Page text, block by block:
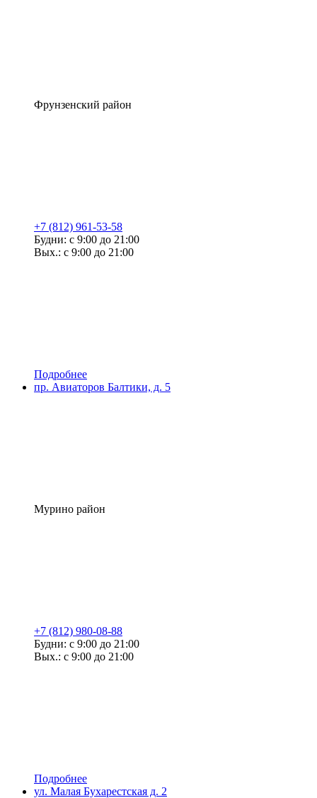
Фрунзенский район
+7 (812) 961-53-58
Будни: с 9:00 до 21:00
Вых.: с 9:00 до 21:00
Подробнее
пр. Авиаторов Балтики, д. 5
Мурино район
+7 (812) 980-08-88
Будни: с 9:00 до 21:00
Вых.: с 9:00 до 21:00
Подробнее
ул. Малая Бухарестская д. 2